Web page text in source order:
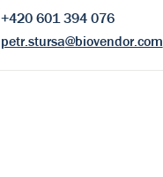
+420 601 394 076
petr.stursa@biovendor.com